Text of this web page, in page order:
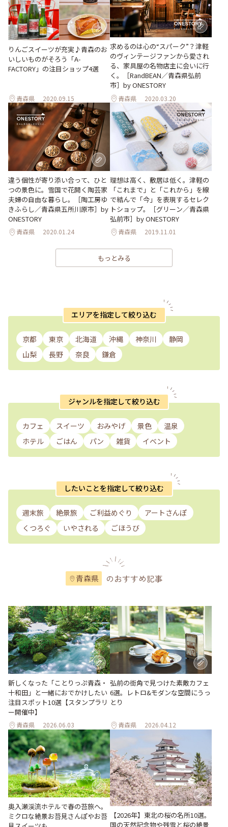
りんごスイーツが充実♪青森のお
いしいものがそろう「A-
FACTORY」の注目ショップ4選
青森県 2020.09.15
求めるのは心の“スパーク”？津軽
のヴィンテージファンから愛され
る、家具屋の名物店主に会いに行
く。［RandBEAN／青森県弘前
市］by ONESTORY
青森県 2020.03.20
違う個性が寄り添い合って、ひと
つの景色に。雪国で花開く陶芸家
夫婦の自由な暮らし。［陶工房ゆ
きふらし／青森県五所川原市］by
ONESTORY
青森県 2020.01.24
理想は高く、敷居は低く。津軽の
「これまで」と「これから」を線
で結んで「今」を表現するセレク
トショップ。［グリーン／青森県
弘前市］by ONESTORY
青森県 2019.11.01
もっとみる
エリアを指定して絞り込む
京都 東京 北海道 沖縄 神奈川
静岡
山梨
長野 奈良 鎌倉
ジャンルを指定して絞り込む
カフェ スイーツ おみやげ 景色
温泉
ホテル
ごはん パン 雑貨 イベント
したいことを指定して絞り込む
週末旅 絶景旅 ご利益めぐり
アートさんぽ
くつろぐ
いやされる ごほうび
青森県 のおすすめ記事
新しくなった「ことりっぷ青森・
十和田」と一緒におでかけしたい
注目スポット10選【スタンプラリ
ー開催中】
青森県 2026.06.03
弘前の街角で見つけた素敵カフェ
6選。レトロ&モダンな空間にうっ
とり
青森県 2026.04.12
奥入瀬渓流ホテルで春の苔旅へ。
ミクロな絶景お苔見さんぽやお苔
【2026年】東北の桜の名所10選。
国の天然記念物や残雪と桜の絶景